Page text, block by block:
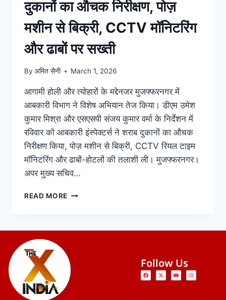
दुकानों का औचक निरीक्षण, पोज़
मशीन से बिक्री, CCTV मॉनिटरिंग
और ढाबों पर सख्ती
By अमित सैनी March 1, 2026
आगामी होली और त्योहारों के मद्देनजर मुजफ्फरनगर में
आबकारी विभाग ने विशेष अभियान तेज किया। डीएम उमेश
कुमार मिश्रा और एसएसपी संजय कुमार वर्मा के निर्देशन में
रविवार को आबकारी इंस्पेक्टर्स ने शराब दुकानों का औचक
निरीक्षण किया, पोज़ मशीन से बिक्री, CCTV रियल टाइम
मॉनिटरिंग और ढाबों-होटलों की तलाशी ली। मुजफ्फरनगर।
अपर मुख्य सचिव…
READ MORE
Follow Us